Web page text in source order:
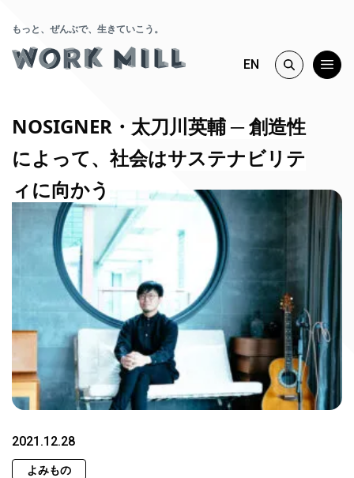
もっと、ぜんぶで、生きていこう。
EN
NOSIGNER・太刀川英輔 ─ 創造性
によって、社会はサステナビリテ
ィに向かう
2021.12.28
よみもの